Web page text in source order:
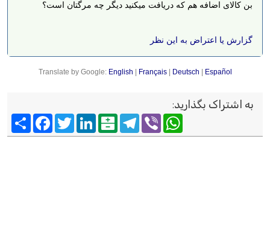
بن کالای اضافه هم که دریافت میکنید دیگر چه مرگتان است؟
گزارش یا اعتراض به این نظر
Translate by Google: English Français| Deutsch Español
به اشتراک بگذارید:
FacebookTwitter
LinkedInBalatarin
TelegramViber
WhatsApp